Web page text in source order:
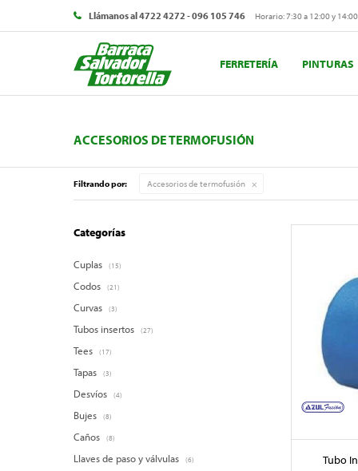
FERRETERÍA PINTURAS
Llámanos al 4722 4272 - 096 105 746 Horario: 7:30 a 12:00 y
ACCESORIOS DE TERMOFUSIÓN
Filtrando por: Accesorios de termofusión
Tubo
Categorías
Cuplas (15)
Codos (21)
Curvas (3)
Tubos insertos (27)
Tees (17)
Tapas (3)
Desvíos (4)
Bujes (8)
Caños (8)
Llaves de paso y válvulas (6)